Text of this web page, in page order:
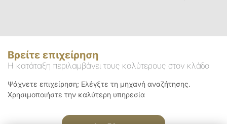
Βρείτε επιχείρηση
Η κατάταξη περιλαμβάνει τους καλύτερους στον κλάδο
Ψάχνετε επιχείρηση; Ελέγξτε τη μηχανή αναζήτησης.
Χρησιμοποιήστε την καλύτερη υπηρεσία